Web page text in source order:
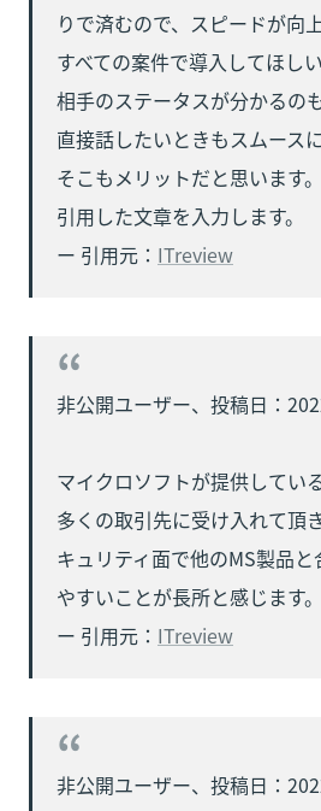
りで済むので、スピードが向
すべての案件で導入してほし
相手のステータスが分かるの
直接話したいときもスムース
そこもメリットだと思います。
引用した文章を入力します。
ー 引用元： ITreview
非公開ユーザー、投稿日：
マイクロソフトが提供してい
多くの取引先に受け入れて頂
キュリティ面で他のMS製品
やすいことが長所と感じます。
ー 引用元： ITreview
非公開ユーザー、投稿日：